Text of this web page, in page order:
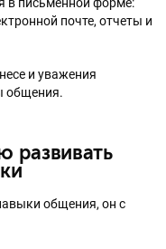
почте, отчеты и
и уважения
общения.
развивать
общения, он с